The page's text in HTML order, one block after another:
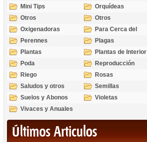
Mini Tips
Orquídeas
Otros
Otros
Oxigenadoras
Para Cerca del
Estanque
Perennes
Plagas
Plantas
Plantas de Interior
Poda
Reproducción
Riego
Rosas
Saludos y otros
temas
Semillas
Suelos y Abonos
Violetas
Vivaces y Anuales
Últimos Articulos